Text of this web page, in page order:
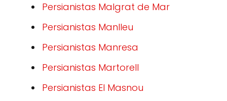
Persianistas Malgrat de Mar
Persianistas Manlleu
Persianistas Manresa
Persianistas Martorell
Persianistas El Masnou